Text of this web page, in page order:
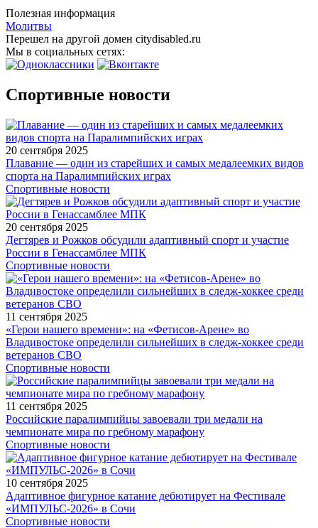
Полезная информация
Молитвы
Перешел на другой домен citydisabled.ru
Мы в социальных сетях:
Спортивные новости
20 сентября 2025
Плавание — один из старейших и самых медалеемких видов
спорта на Паралимпийских играх
Спортивные новости
20 сентября 2025
Дегтярев и Рожков обсудили адаптивный спорт и участие
России в Генассамблее МПК
Спортивные новости
11 сентября 2025
«Герои нашего времени»: на «Фетисов-Арене» во
Владивостоке определили сильнейших в следж-хоккее среди
ветеранов СВО
Спортивные новости
11 сентября 2025
Российские паралимпийцы завоевали три медали на
чемпионате мира по гребному марафону
Спортивные новости
10 сентября 2025
Адаптивное фигурное катание дебютирует на Фестивале
«ИМПУЛЬС-2026» в Сочи
Спортивные новости